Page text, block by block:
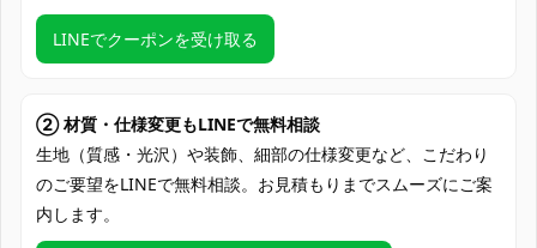
支払い方法
クレジットカード（VISA、Master、JCB、
Discover、AMERICAN EXPRESS）、
使用場所
コミケ・大型同人イベント、アニメ・ゲー
ム系コスプレイベント、スタジオ撮影会・
ロケ撮、SNS投稿・配信コス、ハロウィン
仮装、学園祭・文化祭ステージ、コスプレ
LINEでクーポンを受け取る
② 材質・仕様変更もLINEで無料相談
生地（質感・光沢）や装飾、細部の仕様変更など、こだわり
のご要望をLINEで無料相談。お見積もりまでスムーズにご案
内します。